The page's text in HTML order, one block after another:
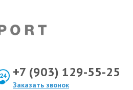
+7 (903) 129-55-25
Заказать звонок